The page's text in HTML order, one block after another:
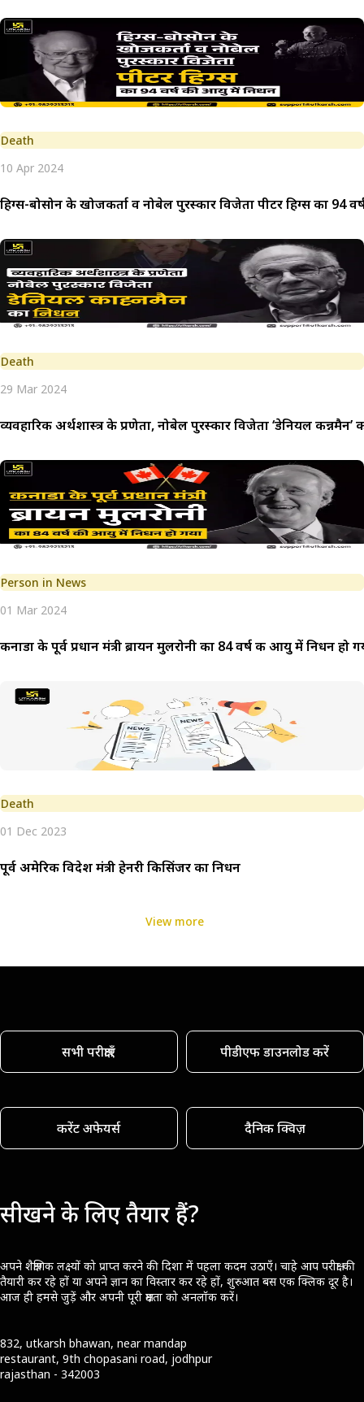
Death
10 Apr 2024
हिग्स-बोसोन के खोजकर्ता व नोबेल पुरस्कार विजेता पीटर हिग्स का 94
Death
29 Mar 2024
व्यवहारिक अर्थशास्त्र के प्रणेता, नोबेल पुरस्कार विजेता ‘डेनियल कन्नमैन’
Person in News
01 Mar 2024
कनाडा के पूर्व प्रधान मंत्री ब्रायन मुलरोनी का 84 वर्ष की आयु में निधन हो
Death
01 Dec 2023
पूर्व अमेरिकी विदेश मंत्री हेनरी किसिंजर का निधन
View more
सभी परीक्षाएँ पीडीएफ डाउनलोड करें
करेंट अफेयर्स दैनिक क्विज़
सीखने के लिए तैयार हैं?
अपने शैक्षणिक लक्ष्यों को प्राप्त करने की दिशा में पहला कदम उठाएँ। चाहे आप परीक्षा की
तैयारी कर रहे हों या अपने ज्ञान का विस्तार कर रहे हों, शुरुआत बस एक क्लिक दूर है।
आज ही हमसे जुड़ें और अपनी पूरी क्षमता को अनलॉक करें।
832, utkarsh bhawan, near mandap
restaurant, 9th chopasani road, jodhpur
rajasthan - 342003